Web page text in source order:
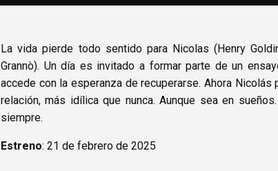
La vida pierde todo sentido para Nicolas (Henry
Grannò). Un día es invitado a formar parte de un
accede con la esperanza de recuperarse. Ahora
relación, más idílica que nunca. Aunque sea en
siempre.
Estreno: 21 de febrero de 2025